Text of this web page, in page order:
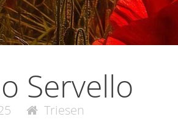
Servello
Triesen